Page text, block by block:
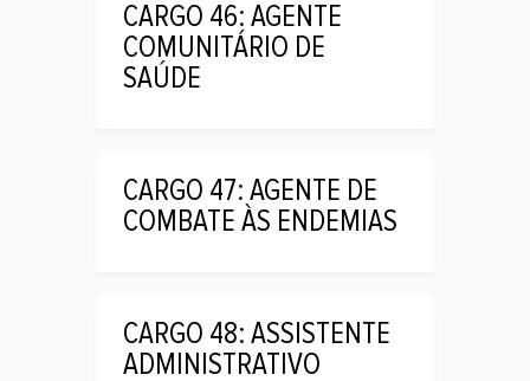
CARGO 46: AGENTE
COMUNITÁRIO DE
SAÚDE
CARGO 47: AGENTE DE
COMBATE ÀS ENDEMIAS
CARGO 48: ASSISTENTE
ADMINISTRATIVO